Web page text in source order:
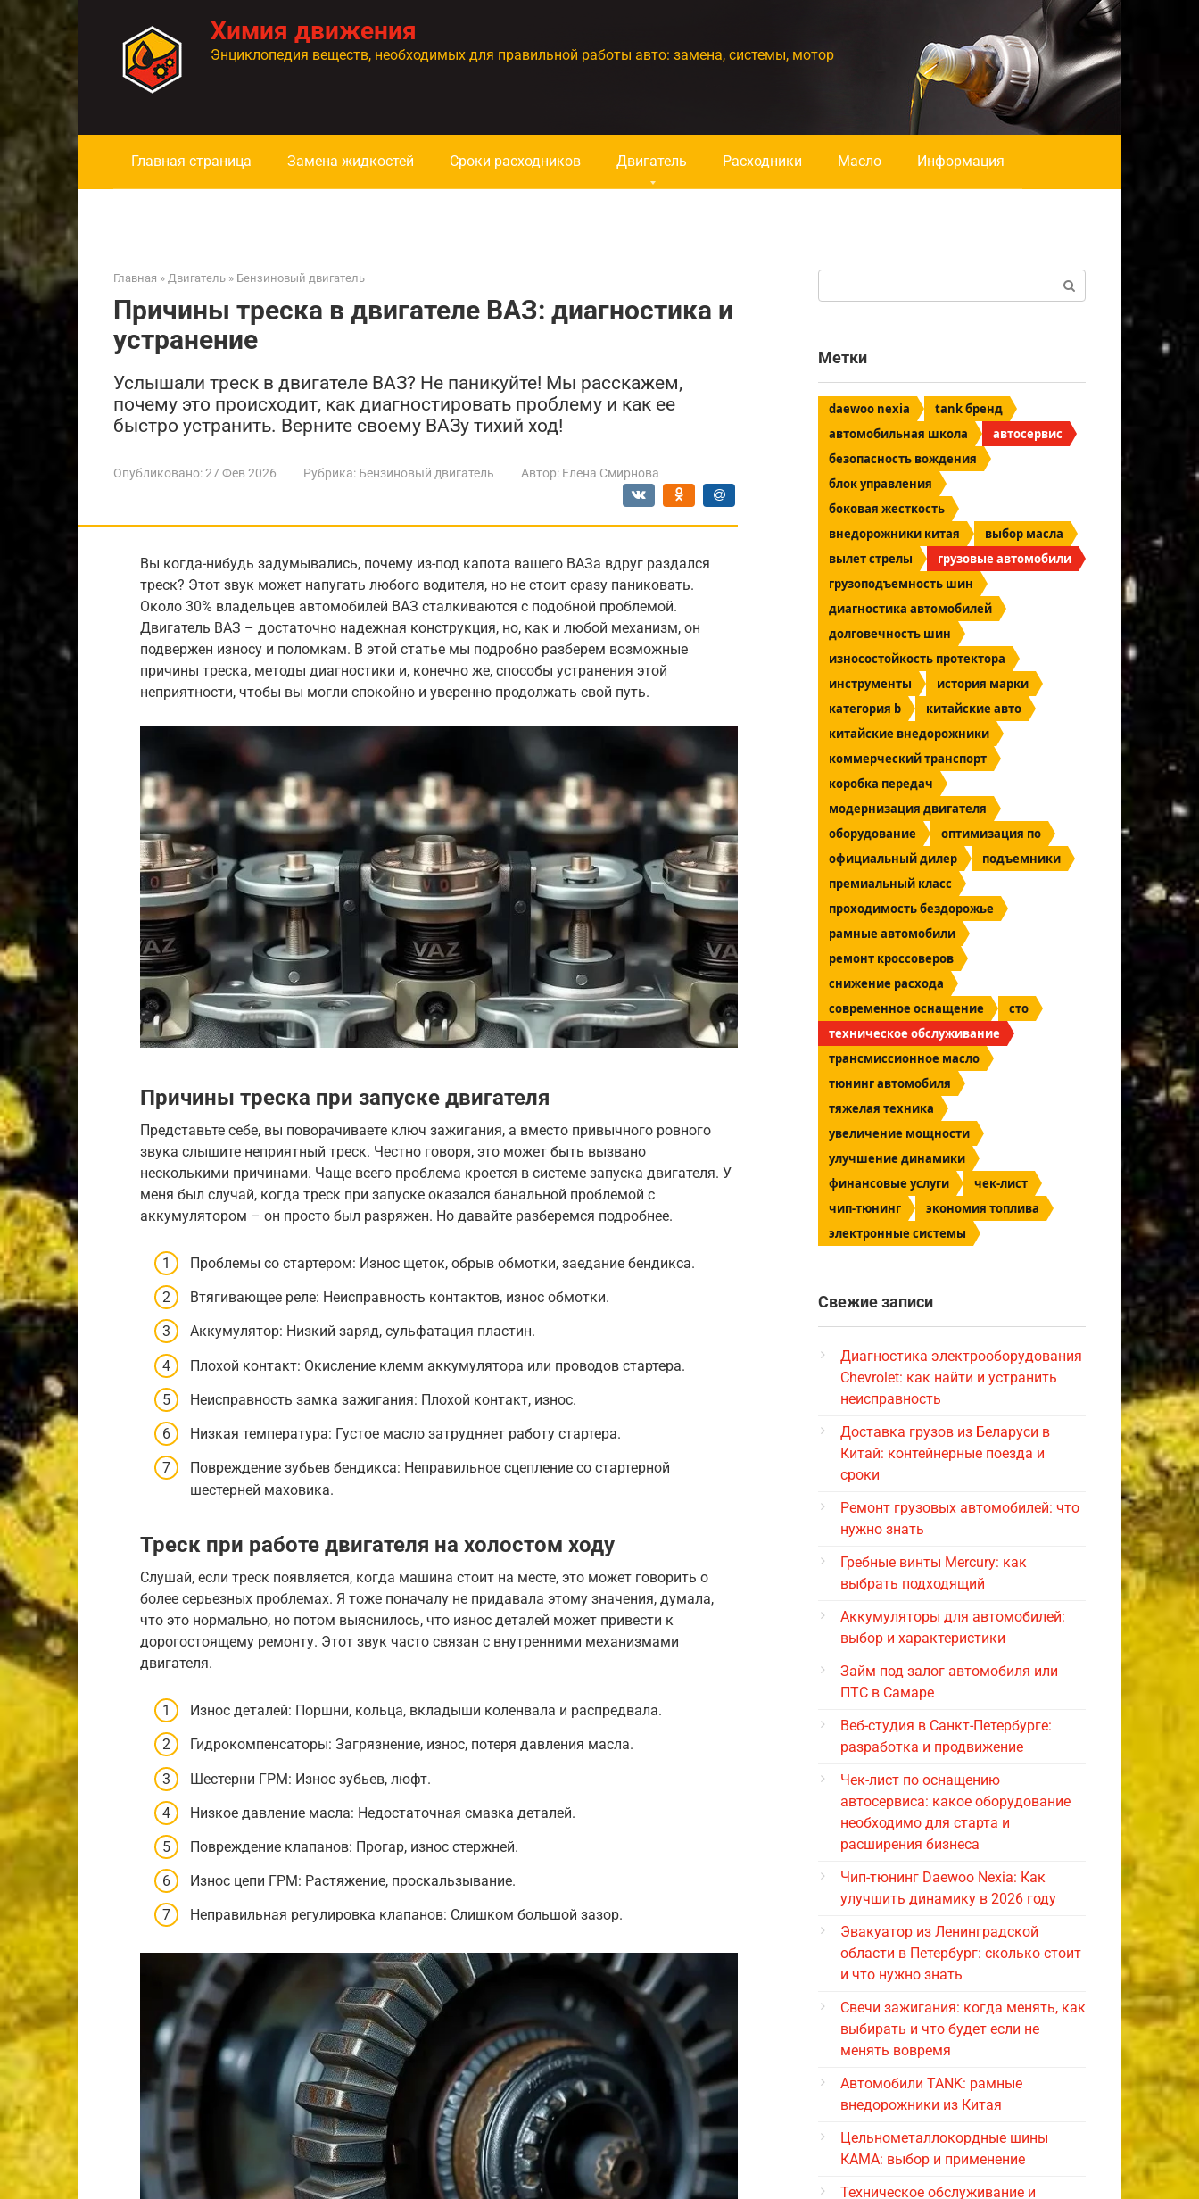
контенту
Химия движения
Энциклопедия веществ, необходимых для правильной работы авто: замена, системы, мотор
Главная страница Замена жидкостей Сроки расходников Двигатель Расходники Масло Информация
Главная » Двигатель » Бензиновый двигатель
Причины треска в двигателе ВАЗ: диагностика и
устранение
Услышали треск в двигателе ВАЗ? Не паникуйте! Мы расскажем,
почему это происходит, как диагностировать проблему и как ее
быстро устранить. Верните своему ВАЗу тихий ход!
Опубликовано:27 Фев 2026 Рубрика: Бензиновый двигатель Автор: Елена Смирнова
Вы когда-нибудь задумывались, почему из-под капота вашего ВАЗа вдруг раздался
треск? Этот звук может напугать любого водителя, но не стоит сразу паниковать.
Около 30% владельцев автомобилей ВАЗ сталкиваются с подобной проблемой.
Двигатель ВАЗ – достаточно надежная конструкция, но, как и любой механизм, он
подвержен износу и поломкам. В этой статье мы подробно разберем возможные
причины треска, методы диагностики и, конечно же, способы устранения этой
неприятности, чтобы вы могли спокойно и уверенно продолжать свой путь.
Причины треска при запуске двигателя
Представьте себе, вы поворачиваете ключ зажигания, а вместо привычного ровного
звука слышите неприятный треск. Честно говоря, это может быть вызвано
несколькими причинами. Чаще всего проблема кроется в системе запуска двигателя. У
меня был случай, когда треск при запуске оказался банальной проблемой с
аккумулятором – он просто был разряжен. Но давайте разберемся подробнее.
Проблемы со стартером: Износ щеток, обрыв обмотки, заедание бендикса.
Втягивающее реле: Неисправность контактов, износ обмотки.
Аккумулятор: Низкий заряд, сульфатация пластин.
Плохой контакт: Окисление клемм аккумулятора или проводов стартера.
Неисправность замка зажигания: Плохой контакт, износ.
Низкая температура: Густое масло затрудняет работу стартера.
Повреждение зубьев бендикса: Неправильное сцепление со стартерной
шестерней маховика.
Треск при работе двигателя на холостом ходу
Слушай, если треск появляется, когда машина стоит на месте, это может говорить о
более серьезных проблемах. Я тоже поначалу не придавала этому значения, думала,
что это нормально, но потом выяснилось, что износ деталей может привести к
дорогостоящему ремонту. Этот звук часто связан с внутренними механизмами
двигателя.
Износ деталей: Поршни, кольца, вкладыши коленвала и распредвала.
Гидрокомпенсаторы: Загрязнение, износ, потеря давления масла.
Шестерни ГРМ: Износ зубьев, люфт.
Низкое давление масла: Недостаточная смазка деталей.
Повреждение клапанов: Прогар, износ стержней.
Износ цепи ГРМ: Растяжение, проскальзывание.
Неправильная регулировка клапанов: Слишком большой зазор.
Метки
daewoo nexia
tank бренд
автомобильная школа
автосервис
безопасность вождения
блок управления
боковая жесткость
внедорожники китая
выбор масла
вылет стрелы
грузовые автомобили
грузоподъемность шин
диагностика автомобилей
долговечность шин
износостойкость протектора
инструменты
история марки
категория b
китайские авто
китайские внедорожники
коммерческий транспорт
коробка передач
модернизация двигателя
оборудование
оптимизация по
официальный дилер
подъемники
премиальный класс
проходимость бездорожье
рамные автомобили
ремонт кроссоверов
снижение расхода
современное оснащение
сто
техническое обслуживание
трансмиссионное масло
тюнинг автомобиля
тяжелая техника
увеличение мощности
улучшение динамики
финансовые услуги
чек-лист
чип-тюнинг
экономия топлива
электронные системы
Свежие записи
Диагностика электрооборудования
Chevrolet: как найти и устранить
неисправность
Доставка грузов из Беларуси в
Китай: контейнерные поезда и
сроки
Ремонт грузовых автомобилей: что
нужно знать
Гребные винты Mercury: как
выбрать подходящий
Аккумуляторы для автомобилей:
выбор и характеристики
Займ под залог автомобиля или
ПТС в Самаре
Веб-студия в Санкт-Петербурге:
разработка и продвижение
Чек-лист по оснащению
автосервиса: какое оборудование
необходимо для старта и
расширения бизнеса
Чип-тюнинг Daewoo Nexia: Как
улучшить динамику в 2026 году
Эвакуатор из Ленинградской
области в Петербург: сколько стоит
и что нужно знать
Свечи зажигания: когда менять, как
выбирать и что будет если не
менять вовремя
Автомобили TANK: рамные
внедорожники из Китая
Цельнометаллокордные шины
КАМА: выбор и применение
Техническое обслуживание и